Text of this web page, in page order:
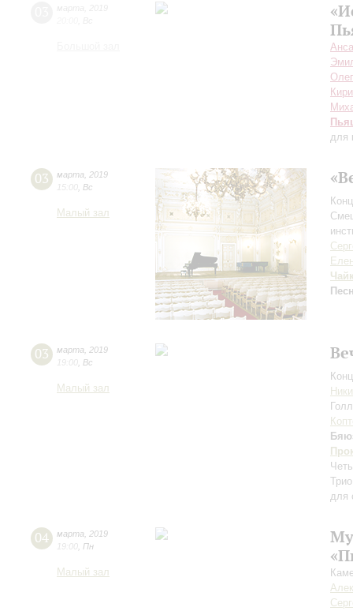
для
03 марта
2019
15:00 Вс
Малый зал
03 марта
2019
19:00 Вс
Малый зал
для
04 марта
2019
19:00 Пн
Малый зал